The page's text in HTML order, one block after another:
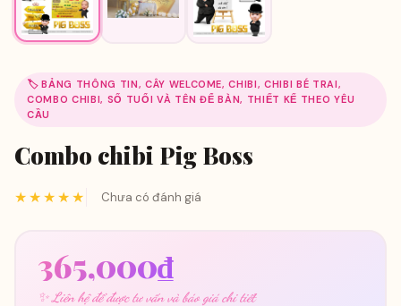
🏷️ BẢNG THÔNG TIN, CÂY WELCOME, CHIBI, CHIBI BÉ TRAI,
COMBO CHIBI, SỐ TUỔI VÀ TÊN ĐỂ BÀN, THIẾT KẾ THEO YÊU
CẦU
Combo chibi Pig Boss
★★★★★ Chưa có đánh giá
365,000₫
✨ Liên hệ để được tư vấn và báo giá chi tiết